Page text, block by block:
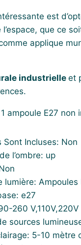
est
l’espace, que ce
applique
industrielle et
ampoule E27
Sont Incluses: Non
l’ombre: up
lumière: Ampoules
e27
260 V,110V,220V
sources
5-10 mètre